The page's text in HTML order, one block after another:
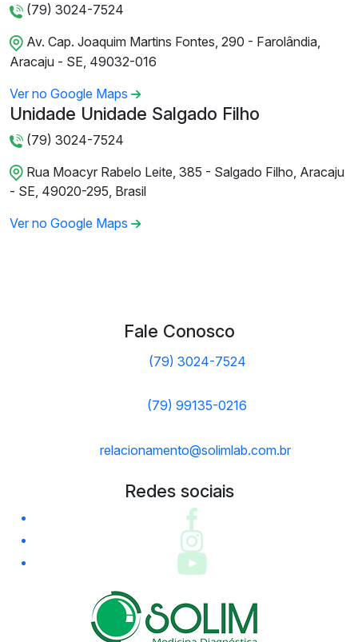
(79) 3024-7524
Av. Cap. Joaquim Martins Fontes, 290 - Farolândia,
Aracaju - SE, 49032-016
Ver no Google Maps
Unidade Unidade Salgado Filho
(79) 3024-7524
Rua Moacyr Rabelo Leite, 385 - Salgado Filho, Aracaju
- SE, 49020-295, Brasil
Ver no Google Maps
Fale Conosco
(79) 3024-7524
(79) 99135-0216
relacionamento@solimlab.com.br
Redes sociais